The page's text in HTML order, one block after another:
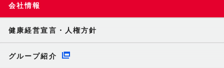
会社情報
健康経営宣言・人権方針
グループ紹介